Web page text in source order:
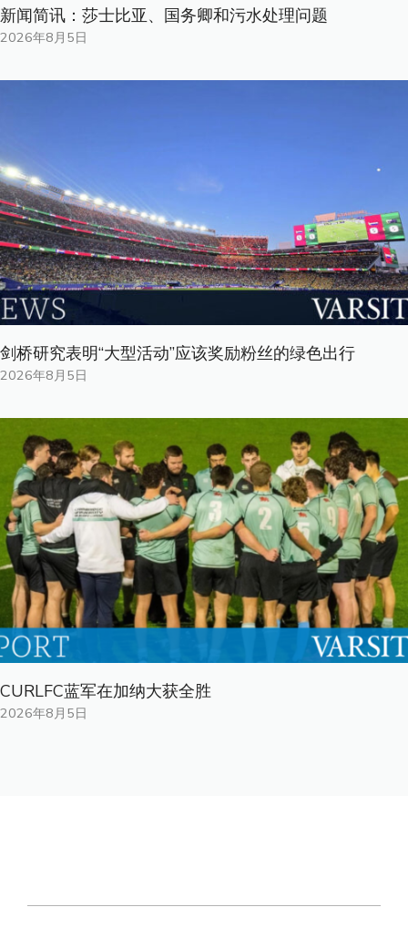
新闻简讯：莎士比亚、国务卿和污水处理问题
2026年8月5日
剑桥研究表明“大型活动”应该奖励粉丝的绿色出行
2026年8月5日
CURLFC蓝军在加纳大获全胜
2026年8月5日